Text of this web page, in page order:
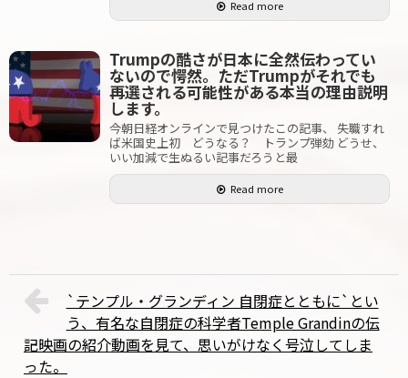
Read more
Trumpの酷さが日本に全然伝わってい
ないので愕然。ただTrumpがそれでも
再選される可能性がある本当の理由説明
します。
今朝日経オンラインで見つけたこの記事、 失職すれ
ば米国史上初 どうなる？ トランプ弾劾 どうせ、
いい加減で生ぬるい記事だろうと最
Read more
`テンプル・グランディン 自閉症とともに`とい
う、有名な自閉症の科学者Temple Grandinの伝
記映画の紹介動画を見て、思いがけなく号泣してしま
った。